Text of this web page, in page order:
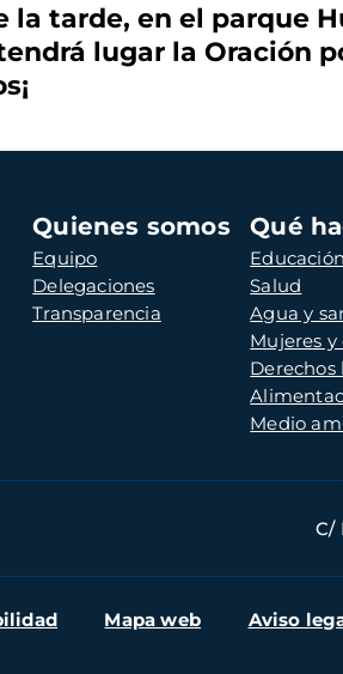
la tarde, en el parque
lugar la Oración
Quienes somos
Equipo
Delegaciones
Transparencia
Qué
Educación
Salud
Agua y
Mujeres
Medio
C/
Mapa web Aviso